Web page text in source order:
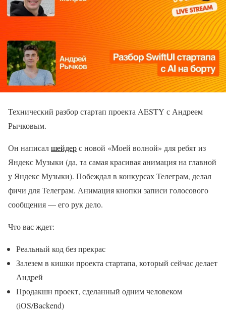
Технический разбор стартап проекта AESTY с Андреем
Рычковым.
Он написалшейдерс новой «Моей волной» для ребят из
Яндекс Музыки (да, та самая красивая анимация на главной
у Яндекс Музыки). Побеждал в конкурсах Телеграм, делал
фичи для Телеграм. Анимация кнопки записи голосового
сообщения — его рук дело.
Что вас ждет:
Реальный код без прекрас
Залезем в кишки проекта стартапа, который сейчас делает
Андрей
Продакшн проект, сделанный одним человеком
(iOS/Backend)